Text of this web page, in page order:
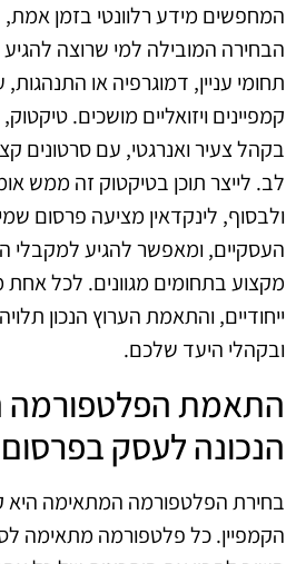
המחפשים מידע רלוונטי בזמן אמת,
הבחירה המובילה למי שרוצה
תחומי עניין, דמוגרפיה או
קמפיינים ויזואליים מושכים.
בקהל צעיר ואנרגטי, עם סרטונים
לב. לייצר תוכן בטיקטוק זה ממש
ולבסוף, לינקדאין מציעה פרסום
העסקיים, ומאפשר להגיע למקבלי
מקצוע בתחומים מגוונים. לכל אחת
ייחודיים, והתאמת הערוץ הנכון
ובקהלי היעד שלכם.
התאמת הפלטפורמה
הנכונה לעסק
בחירת הפלטפורמה המתאימה היא
הקמפיין. כל פלטפורמה מתאימה